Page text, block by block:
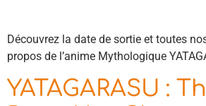
Découvrez la date de sortie et toutes
propos de l’anime Mythologique
YATAGARASU :